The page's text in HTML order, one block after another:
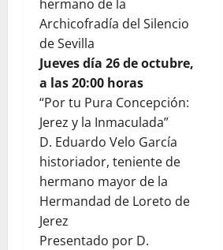
hermano de la
Archicofradía del Silencio
de Sevilla
Jueves día 26 de octubre,
a las 20:00 horas
“Por tu Pura Concepción:
Jerez y la Inmaculada”
D. Eduardo Velo García
historiador, teniente de
hermano mayor de la
Hermandad de Loreto de
Jerez
Presentado por D.